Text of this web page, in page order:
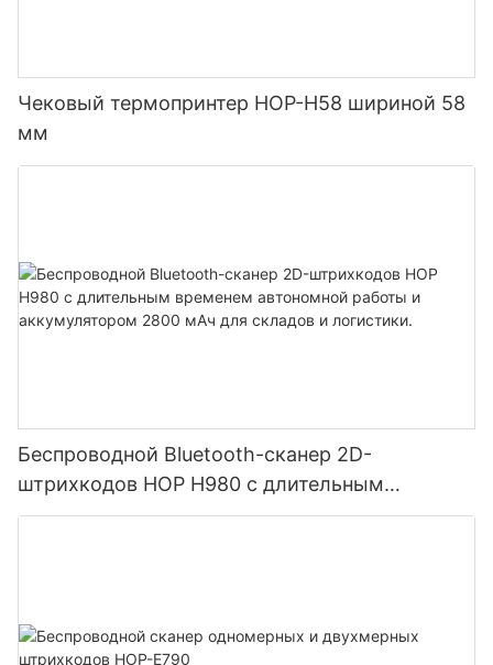
Чековый термопринтер HOP-H58 шириной 58
мм
Беспроводной Bluetooth-сканер 2D-
штрихкодов HOP H980 с длительным
временем автономной работы и